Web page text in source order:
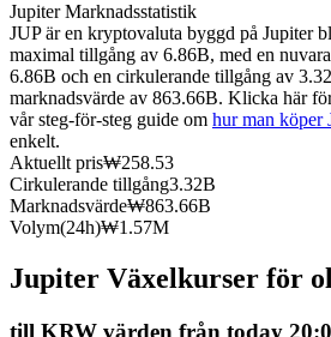
Kopiera Trading
Gå med de bästa handlarna
Jupiter Marknadsstatistik
JUP är en kryptovaluta byggd på Jupiter
maximal tillgång av 6.86B, med en
6.86B och en cirkulerande tillgång av
marknadsvärde av 863.66B. Klicka här
vår steg-för-steg guide om hur man köper
enkelt.
Aktuellt pris₩258.53
Cirkulerande tillgång3.32B
Marknadsvärde₩863.66B
Volym(24h)₩1.57M
Jupiter Växelkurser för
till KRW värden från today